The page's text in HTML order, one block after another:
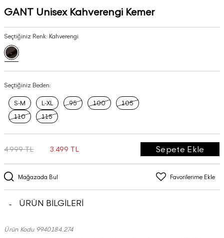
GANT Unisex Kahverengi Kemer
Seçtiğiniz Renk: Kahverengi
Seçtiğiniz Beden:
S-M L-XL 95 100
105
110
115
Mağazada Bul Favorilerime Ekle
4.999 TL 3.499 TL Sepete Ekle
ÜRÜN BİLGİLERİ
Ürün Kodu 9940184.274